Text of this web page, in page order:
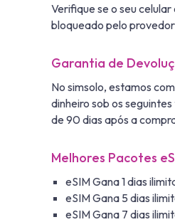
Verifique se o seu
bloqueado pelo
Garantia de
No simsolo, estamos
dinheiro sob os
de 90 dias após a
Melhores Pacotes
eSIM Gana 1 dias
eSIM Gana 5 dias
eSIM Gana 7 dias